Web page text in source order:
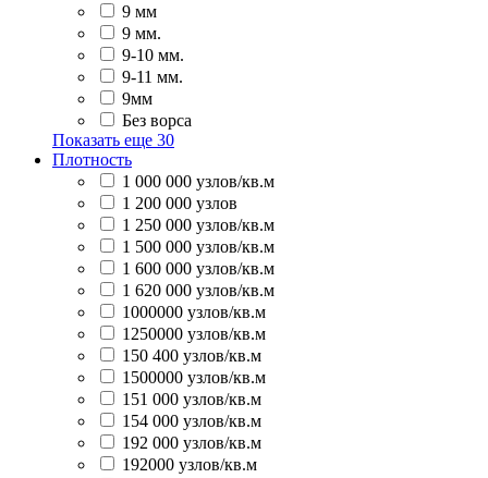
9 мм
9 мм.
9-10 мм.
9-11 мм.
9мм
Без ворса
Показать еще 30
Плотность
1 000 000 узлов/кв.м
1 200 000 узлов
1 250 000 узлов/кв.м
1 500 000 узлов/кв.м
1 600 000 узлов/кв.м
1 620 000 узлов/кв.м
1000000 узлов/кв.м
1250000 узлов/кв.м
150 400 узлов/кв.м
1500000 узлов/кв.м
151 000 узлов/кв.м
154 000 узлов/кв.м
192 000 узлов/кв.м
192000 узлов/кв.м